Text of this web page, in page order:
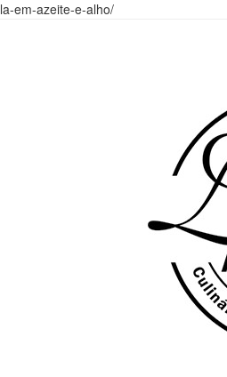
em-azeite-e-alho/